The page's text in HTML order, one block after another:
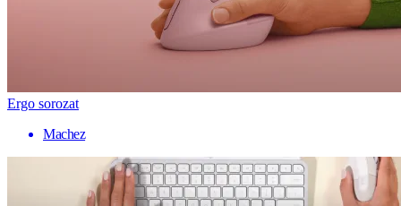
Ergo sorozat
Machez